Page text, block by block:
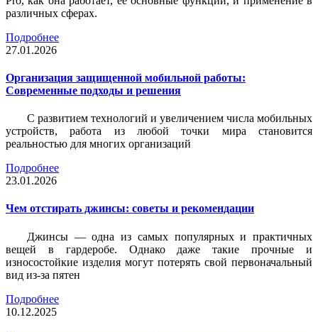
различных сферах.
Подробнее
27.01.2026
Организация защищенной мобильной работы:
Современные подходы и решения
С развитием технологий и увеличением числа мобильных
устройств, работа из любой точки мира становится
реальностью для многих организаций
Подробнее
23.01.2026
Чем отстирать джинсы: советы и рекомендации
Джинсы — одна из самых популярных и практичных
вещей в гардеробе. Однако даже такие прочные и
износостойкие изделия могут потерять свой первоначальный
вид из-за пятен
Подробнее
10.12.2025